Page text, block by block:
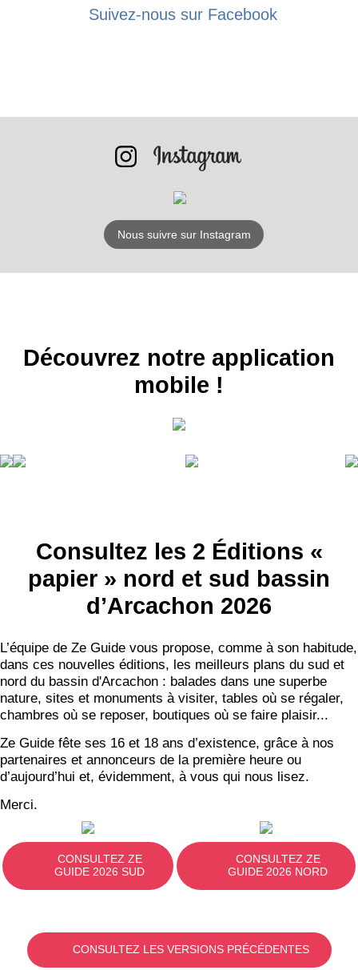
RECEVEZ
LES
BONS PLANS
NEWSLETTER
S'ABONNER
Suivez-nous sur Facebook
Nous suivre sur Instagram
Découvrez notre application
mobile !
Consultez les 2 Éditions «
papier » nord et sud bassin
d’Arcachon 2026
L’équipe de Ze Guide vous propose, comme à son habitude,
dans ces nouvelles éditions, les meilleurs plans du sud et
nord du bassin d'Arcachon : balades dans une superbe
nature, sites et monuments à visiter, tables où se régaler,
chambres où se reposer, boutiques où se faire plaisir...
Ze Guide fête ses 16 et 18 ans d’existence, grâce à nos
partenaires et annonceurs de la première heure ou
d’aujourd’hui et, évidemment, à vous qui nous lisez.
Merci.
CONSULTEZ ZE
GUIDE 2026 SUD
CONSULTEZ ZE
GUIDE 2026 NORD
CONSULTEZ LES VERSIONS PRÉCÉDENTES